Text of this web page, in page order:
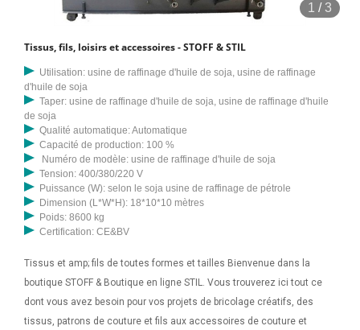
1 /3
Tissus, fils, loisirs et accessoires - STOFF & STIL
Utilisation: usine de raffinage d'huile de soja, usine de raffinage
d'huile de soja
Taper: usine de raffinage d'huile de soja, usine de raffinage d'huile
de soja
Qualité automatique: Automatique
Capacité de production: 100 %
Numéro de modèle: usine de raffinage d'huile de soja
Tension: 400/380/220 V
Puissance (W): selon le soja usine de raffinage de pétrole
Dimension (L*W*H): 18*10*10 mètres
Poids: 8600 kg
Certification: CE&BV
Tissus et amp; fils de toutes formes et tailles Bienvenue dans la
boutique STOFF & Boutique en ligne STIL. Vous trouverez ici tout ce
dont vous avez besoin pour vos projets de bricolage créatifs, des
tissus, patrons de couture et fils aux accessoires de couture et